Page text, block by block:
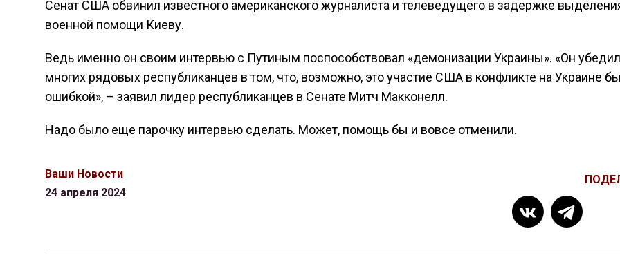
Сенат США обвинил известного американского журналиста и телеведущего в задержке
военной помощи Киеву.
Ведь именно он своим интервью с Путиным поспособствовал «демонизации Украины». «Он убедил
многих рядовых республиканцев в том, что, возможно, это участие США в конфликте на Украине
ошибкой», – заявил лидер республиканцев в Сенате Митч Макконелл.
Надо было еще парочку интервью сделать. Может, помощь бы и вовсе отменили.
Ваши Новости
24 апреля 2024